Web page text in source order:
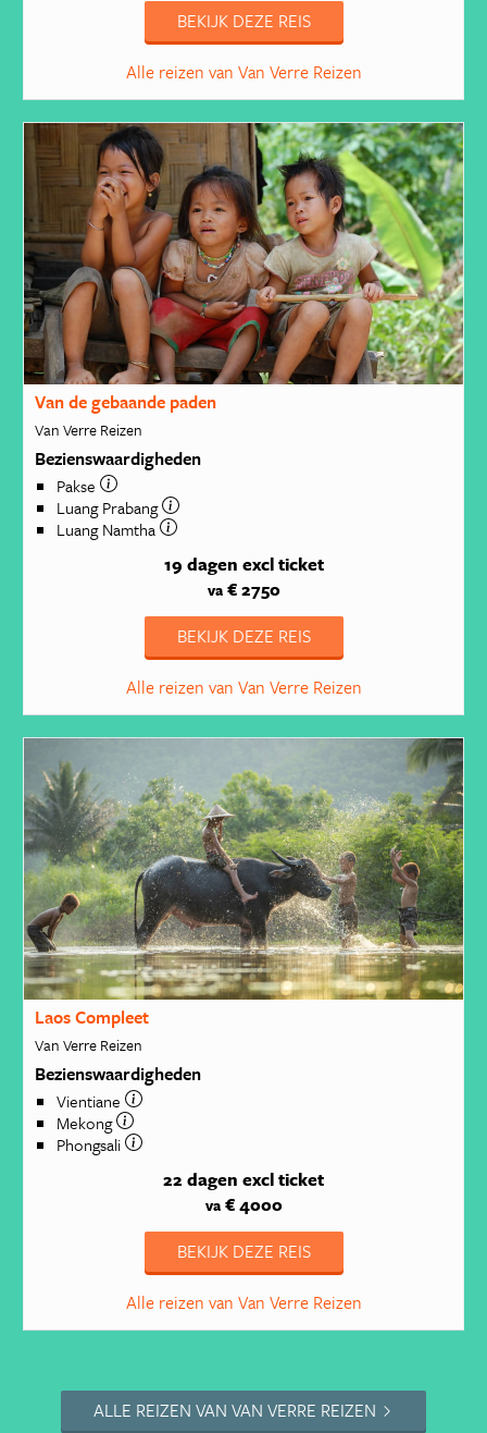
BEKIJK DEZE REIS
Alle reizen van Van Verre Reizen
Van de gebaande paden
Van Verre Reizen
Bezienswaardigheden
Pakse
Luang Prabang
Luang Namtha
19 dagen excl ticket
va€ 2750
BEKIJK DEZE REIS
Alle reizen van Van Verre Reizen
Laos Compleet
Van Verre Reizen
Bezienswaardigheden
Vientiane
Mekong
Phongsali
22 dagen excl ticket
va€ 4000
BEKIJK DEZE REIS
Alle reizen van Van Verre Reizen
ALLE REIZEN VAN VAN VERRE REIZEN